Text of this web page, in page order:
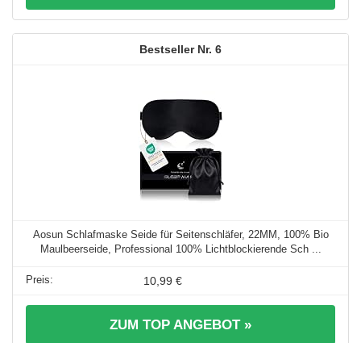
6
Aosun Schlafmaske Seide für Seitenschläfer, 22MM, 100% Bio
Maulbeerseide, Professional 100% Lichtblockierende Sch ...
10,99 €
ZUM TOP ANGEBOT »